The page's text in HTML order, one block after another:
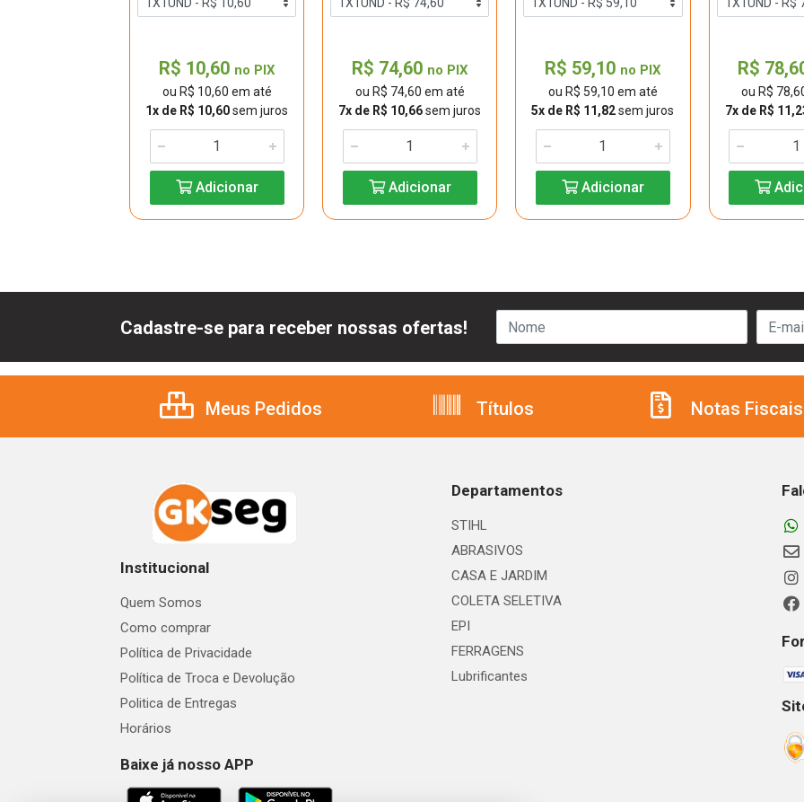
R$ 10,60 no PIX
ou R$ 10,60 em até
1x de R$ 10,60sem juros
Adicionar
R$ 74,60 no PIX
ou R$ 74,60 em até
7x de R$ 10,66sem juros
Adicionar
R$ 59,10 no PIX
ou R$ 59,10 em até
5x de R$ 11,82sem juros
Adicionar
R$
ou R$
7x de R$
Cadastre-se para receber nossas ofertas!
Meus Pedidos Títulos Notas Fiscais
Institucional
Quem Somos
Como comprar
Política de Privacidade
Política de Troca e Devolução
Politica de Entregas
Horários
Baixe já nosso APP
Departamentos
STIHL
ABRASIVOS
CASA E JARDIM
COLETA SELETIVA
EPI
FERRAGENS
Lubrificantes